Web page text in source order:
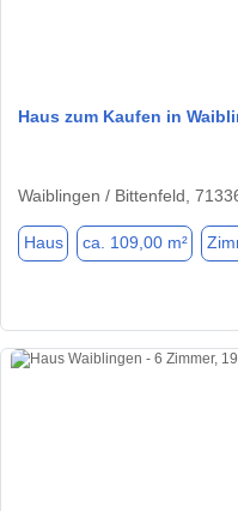
Haus zum Kaufen in
Waiblingen / Bittenfeld,
Haus ca. 109,00 m²